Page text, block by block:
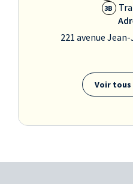
3B
221 avenue
Voir